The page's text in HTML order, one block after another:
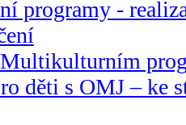
programy -
děti s OMJ – ke